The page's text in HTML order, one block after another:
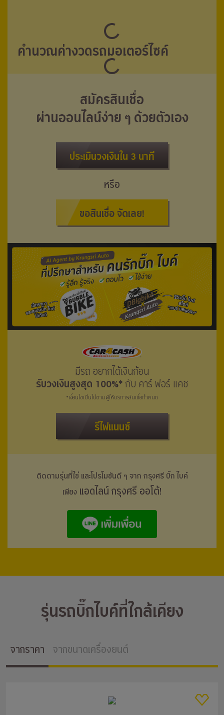
คำนวณค่างวดรถมอเตอร์ไซค์
สมัครสินเชื่อ
ผ่านออนไลน์ง่าย ๆ ด้วยตัวเอง
ประเมินวงเงินใน 3 นาที
หรือ
ขอสินเชื่อ จัดเลย!
มีรถ อยากได้เงินก้อน
รับวงเงินสูงสุด 100%* กับ คาร์ ฟอร์ แคช
*เงื่อนไขเป็นไปตามผู้ให้บริการสินเชื่อกำหนด
รีไฟแนนซ์
ติดตามรุ่นที่ใช่ และโปรโมชันดี ๆ จาก กรุงศรี บิ๊ก ไบค์
เพียง แอดไลน์ กรุงศรี ออโต้!
รุ่นรถบิ๊กไบค์ที่ใกล้เคียง
จากราคา จากขนาดเครื่องยนต์